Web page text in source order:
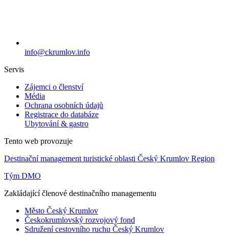
info@ckrumlov.info
Servis
Zájemci o členství
Média
Ochrana osobních údajů
Registrace do databáze
Ubytování & gastro
Tento web provozuje
Destinační management turistické oblasti Český Krumlov Region
Tým DMO
Zakládající členové destinačního managementu
Město Český Krumlov
Českokrumlovský rozvojový fond
Sdružení cestovního ruchu Český Krumlov